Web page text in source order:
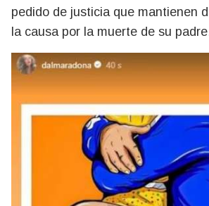
pedido de justicia que mantienen
la causa por la muerte de su